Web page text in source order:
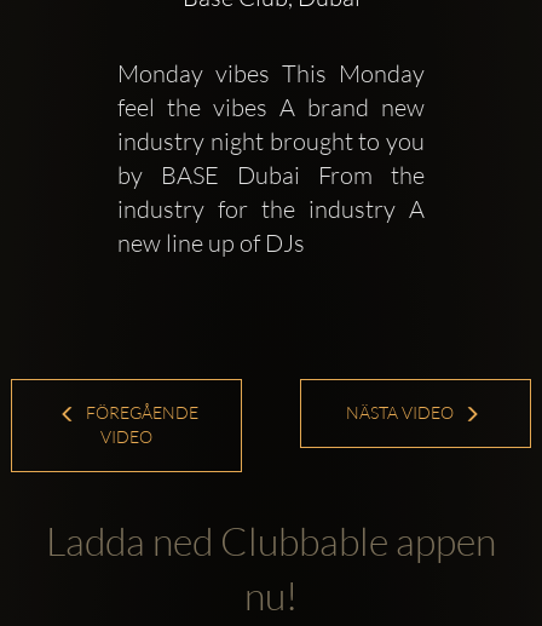
Monday vibes This Monday
feel the vibes A brand new
industry night brought to you
by BASE Dubai From the
industry for the industry A
new line up of DJs
FÖREGÅENDE
VIDEO
NÄSTA VIDEO
Ladda ned Clubbable appen
nu!